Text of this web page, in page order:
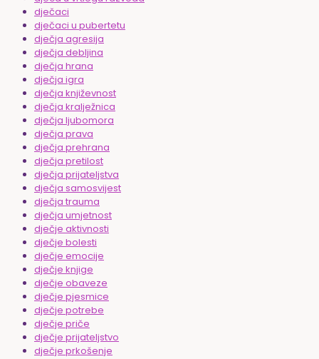
dječaci
dječaci u pubertetu
dječja agresija
dječja debljina
dječja hrana
dječja igra
dječja književnost
dječja kralježnica
dječja ljubomora
dječja prava
dječja prehrana
dječja pretilost
dječja prijateljstva
dječja samosvijest
dječja trauma
dječja umjetnost
dječje aktivnosti
dječje bolesti
dječje emocije
dječje knjige
dječje obaveze
dječje pjesmice
dječje potrebe
dječje priče
dječje prijateljstvo
dječje prkošenje